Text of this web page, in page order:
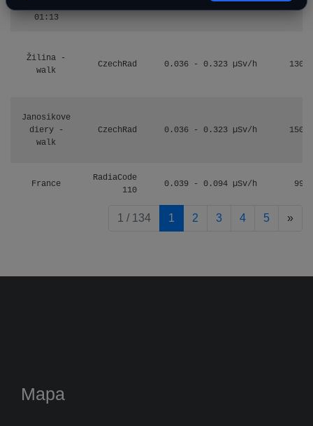
01:13
Žilina -
walk
CzechRad 0.036 - 0.323 µSv/h 1303
Janosikove
diery -
walk
CzechRad 0.036 - 0.323 µSv/h 1507
France
RadiaCode
110
0.039 - 0.094 µSv/h 995
1 / 134 1 2 3 4 5 »
Mapa